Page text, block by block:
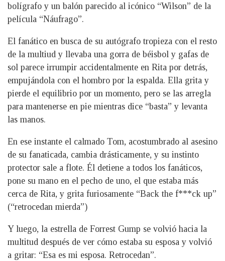
bolígrafo y un balón parecido al icónico “Wilson” de la
película “Náufrago”.
El fanático en busca de su autógrafo tropieza con el resto
de la multiud y llevaba una gorra de béisbol y gafas de
sol parece irrumpir accidentalmente en Rita por detrás,
empujándola con el hombro por la espalda. Ella grita y
pierde el equilibrio por un momento, pero se las arregla
para mantenerse en pie mientras dice “basta” y levanta
las manos.
En ese instante el calmado Tom, acostumbrado al asesino
de su fanaticada, cambia drásticamente, y su instinto
protector sale a flote. Él detiene a todos los fanáticos,
pone su mano en el pecho de uno, el que estaba más
cerca de Rita, y grita furiosamente “Back the f***ck up”
(“retrocedan mierda”)
Y luego, la estrella de Forrest Gump se volvió hacia la
multitud después de ver cómo estaba su esposa y volvió
a gritar: “Esa es mi esposa. Retrocedan”.